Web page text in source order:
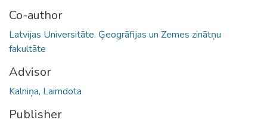
Co-author
Latvijas Universitāte. Ģeogrāfijas un Zemes zinātņu
fakultāte
Advisor
Kalniņa, Laimdota
Publisher